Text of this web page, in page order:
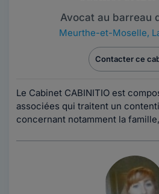
Avocat au barreau
Meurthe-et-Moselle,
Contacter ce
Le Cabinet CABINITIO est
associées qui traitent un
concernant notamment la